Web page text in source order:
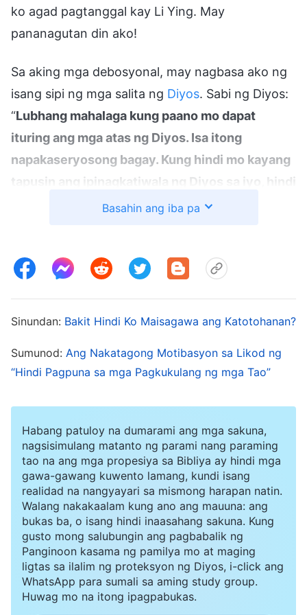
ko agad pagtanggal kay Li Ying. May
pananagutan din ako!
Sa aking mga debosyonal, may nagbasa ako ng
isang sipi ng mga salita ng Diyos. Sabi ng Diyos:
“Lubhang mahalaga kung paano mo dapat
ituring ang mga atas ng Diyos. Isa itong
napakaseryosong bagay. Kung hindi mo kayang
tapusin ang ipinagkatiwala ng Diyos sa iyo, hindi
ka angkop na mamuhay sa Kanyang presensiya
tapusin ng mga tao ang mga atas na
Kung kaswal mo lang na tinatrato ang mga atas
ng Diyos, ito ay isang napakalubhang
kahabag-habag ka kaysa kay Hudas, at dapat
kang sumpain. Dapat matamo ng mga tao ang
lubos na pagkaunawa sa kung paano tatratuhin
ang mga atas ng Diyos at kahit papaano, dapat
nilang maunawaan: ang pagkakatiwala ng Diyos
sa tao ng mga atas ay ang Kanyang pagtataas sa
tao, at isang uri ng espesyal na biyaya na
ipinapakita Niya sa tao, ito ang
pinakamaluwalhati sa lahat ng bagay, at ang
Basahin ang iba pa
Sinundan: Bakit Hindi Ko Maisagawa ang Katotohanan?
Sumunod: Ang Nakatagong Motibasyon sa Likod ng
“Hindi Pagpuna sa mga Pagkukulang ng mga Tao”
Habang patuloy na dumarami ang mga sakuna,
nagsisimulang matanto ng parami nang paraming
tao na ang mga propesiya sa Bibliya ay hindi mga
gawa-gawang kuwento lamang, kundi isang
realidad na nangyayari sa mismong harapan natin.
Walang nakakaalam kung ano ang mauuna: ang
bukas ba, o isang hindi inaasahang sakuna. Kung
gusto mong salubungin ang pagbabalik ng
Panginoon kasama ng pamilya mo at maging
ligtas sa ilalim ng proteksyon ng Diyos, i-click ang
WhatsApp para sumali sa aming study group.
Huwag mo na itong ipagpabukas.